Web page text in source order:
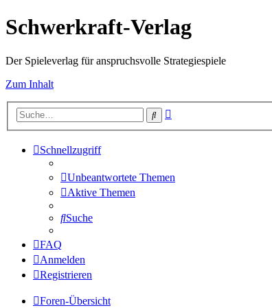
Schwerkraft-Verlag
Der Spieleverlag für anspruchsvolle Strategiespiele
Zum Inhalt
Suche
Schnellzugriff
Unbeantwortete Themen
Aktive Themen
Suche
FAQ
Anmelden
Registrieren
Foren-Übersicht